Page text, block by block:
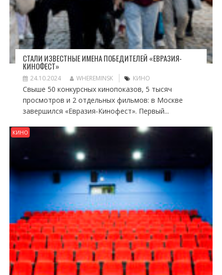
СТАЛИ ИЗВЕСТНЫЕ ИМЕНА ПОБЕДИТЕЛЕЙ «ЕВРАЗИЯ-
КИНОФЕСТ»
24.10.2024 WHEREMINSK КИНО
Свыше 50 конкурсных кинопоказов, 5 тысяч
просмотров и 2 отдельных фильмов: в Москве
завершился «Евразия-Кинофест». Первый...
КИНО